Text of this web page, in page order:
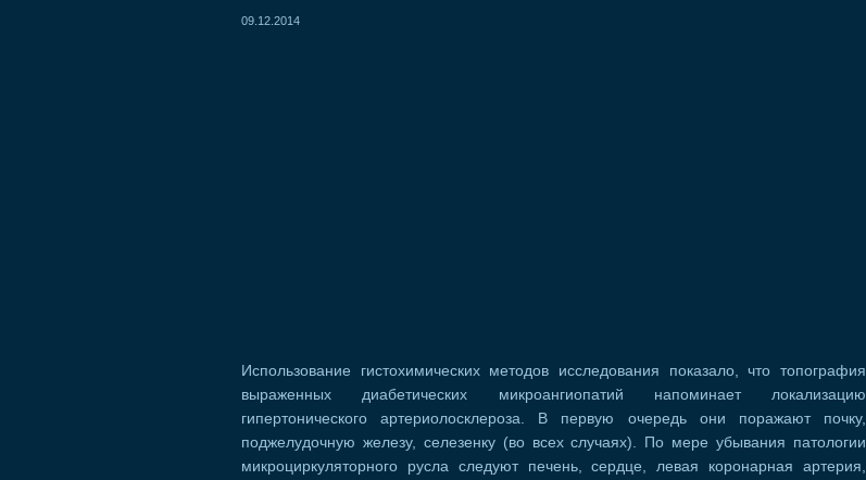
09.12.2014
Использование гистохимических методов исследования показало, что топография
выраженных диабетических микроангиопатий напоминает локализацию
гипертонического артериолосклероза. В первую очередь они поражают почку,
поджелудочную железу, селезенку (во всех случаях). По мере убывания патологии
микроциркуляторного русла следуют печень, сердце, левая коронарная артерия,